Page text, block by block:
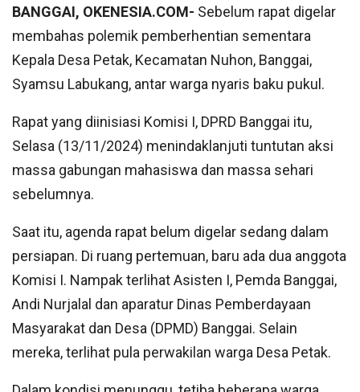
BANGGAI, OKENESIA.COM- Sebelum rapat digelar
membahas polemik pemberhentian sementara
Kepala Desa Petak, Kecamatan Nuhon, Banggai,
Syamsu Labukang, antar warga nyaris baku pukul.
Rapat yang diinisiasi Komisi I, DPRD Banggai itu,
Selasa (13/11/2024) menindaklanjuti tuntutan aksi
massa gabungan mahasiswa dan massa sehari
sebelumnya.
Saat itu, agenda rapat belum digelar sedang dalam
persiapan. Di ruang pertemuan, baru ada dua anggota
Komisi I. Nampak terlihat Asisten I, Pemda Banggai,
Andi Nurjalal dan aparatur Dinas Pemberdayaan
Masyarakat dan Desa (DPMD) Banggai. Selain
mereka, terlihat pula perwakilan warga Desa Petak.